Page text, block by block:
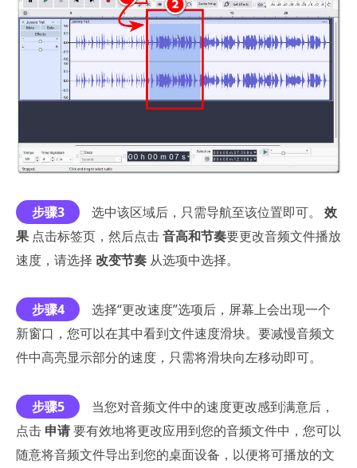
步骤3 选中该区域后，只需导航至该位置即可。 效
果 点击标签页，然后点击音高和节奏要更改音频文件播放
速度，请选择 改变节奏 从选项中选择。
步骤4
选择“更改速度”选项后，屏幕上会出现一个
新窗口，您可以在其中看到文件速度滑块。要减慢音频文
件中高亮显示部分的速度，只需将滑块向左移动即可。
步骤5
当您对音频文件中的速度更改感到满意后，
点击 申请要有效地将更改应用到您的音频文件中，您可以
随意将音频文件导出到您的桌面设备，以便将可播放的文